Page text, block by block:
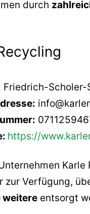
durch
Friedrich-
https://
zur Verfügung,
weitere entsorgt